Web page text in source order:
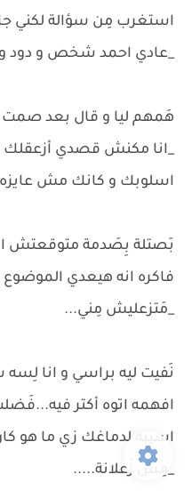
استغرب مِن سؤالة لكني
_عادي احمد شخص و دود
هَمهم ليا و قال بعد صمت
_انا مكنش قصدي أزعقلك
اسلوبك و كانك مش
بَصتلة بِصَدمة متوقعتش
فاكره انه هيعدي
_مَتزعليش مِني...
نَفيت ليه براسي و انا لِسه
افهمه اتوه أكتر
اسيبه لدماغك زي ما هو
_مِش زَعلانة.....